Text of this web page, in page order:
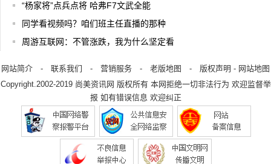
“杨家将”点兵点将 哈弗F7文武全能
同学看视频吗？咱们班主任直播的那种
周游互联网：不管涨跌，我为什么坚定看
网站简介 - 联系我们 - 营销服务 - 老版地图 - 版权声明 - 网站地图
Copyright.2002-2019 尚美资讯网 版权所有 本网拒绝一切非法行为 欢迎监督举
报 如有错误信息 欢迎纠正